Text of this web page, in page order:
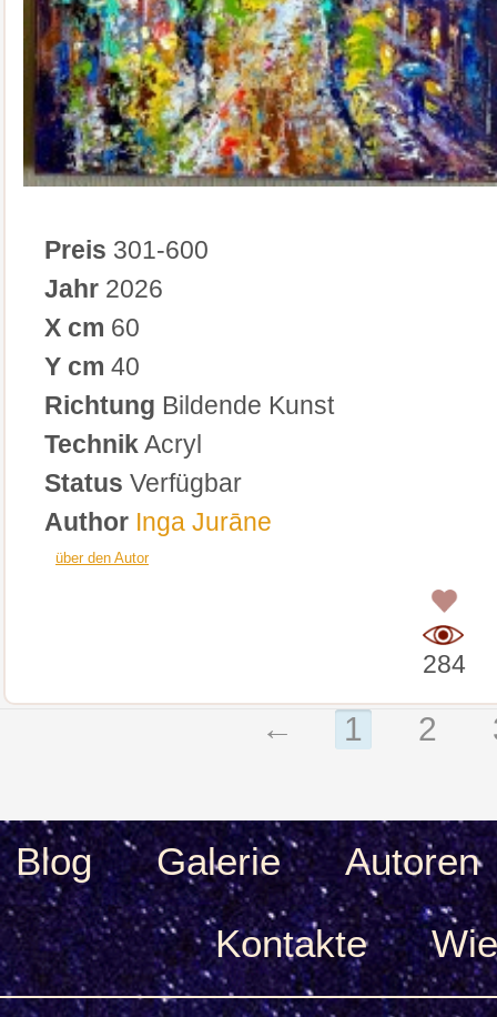
Preis 301-600
Jahr 2026
X cm 60
Y cm 40
Richtung Bildende Kunst
TechnikAcryl
Status Verfügbar
Author Inga Jurāne
über den Autor
284
← 1 2
Blog Galerie
Autoren
Kontakte